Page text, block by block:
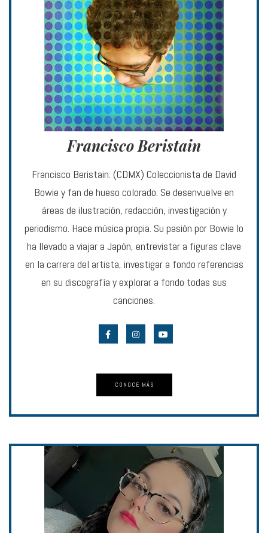
Francisco Beristain
Francisco Beristain. (CDMX) Coleccionista de David
Bowie y fan de hueso colorado. Se desenvuelve en
áreas de ilustración, redacción, investigación y
periodismo. Hace música propia. Su pasión por Bowie lo
ha llevado a viajar a Japón, entrevistar a figuras clave
en la carrera del artista, investigar a fondo referencias
en su discografía y explorar a fondo todas sus
canciones.
CONOCE MÁS